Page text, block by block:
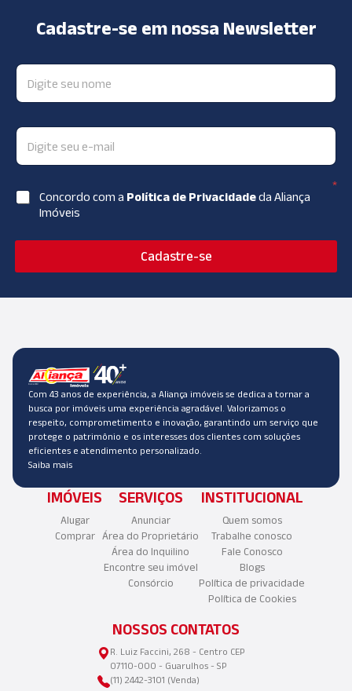
Cadastre-se em nossa Newsletter
*
Concordo com a Política de Privacidadeda Aliança
Imóveis
Cadastre-se
Com 43 anos de experiência, a Aliança imóveis se dedica a tornar a
busca por imóveis uma experiência agradável. Valorizamos o
respeito, comprometimento e inovação, garantindo um serviço que
protege o patrimônio e os interesses dos clientes com soluções
eficientes e atendimento personalizado.
Saiba mais
IMÓVEIS
Alugar
Comprar
SERVIÇOS
Anunciar
Área do Proprietário
Área do Inquilino
Encontre seu imóvel
Consórcio
INSTITUCIONAL
Quem somos
Trabalhe conosco
Fale Conosco
Blogs
Política de privacidade
Política de Cookies
NOSSOS CONTATOS
R. Luiz Faccini, 268 - Centro CEP
07110-000 - Guarulhos - SP
(11) 2442-3101 (Venda)